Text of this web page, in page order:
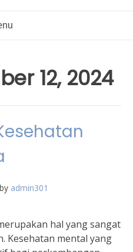
12, 2024
by admin301
hal yang sangat
Kesehatan mental yang